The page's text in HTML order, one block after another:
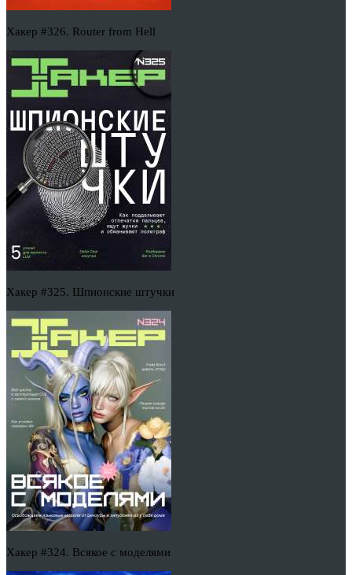
Хакер #326. Router from Hell
Хакер #325. Шпионские штучки
Хакер #324. Всякое с моделями